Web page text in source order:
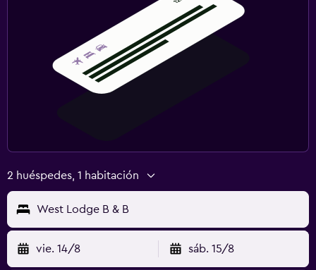
2 huéspedes, 1 habitación
West Lodge B & B
vie. 14/8 sáb. 15/8